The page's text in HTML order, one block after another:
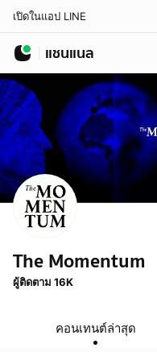
เปิดในแอป LINE
แชนแนล
The Momentum
ผู้ติดตาม 16K
คอนเทนต์ล่าสุด